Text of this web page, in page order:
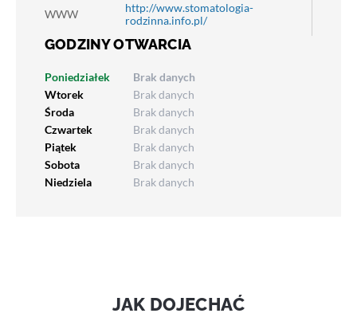
WWW
http://www.stomatologia-
rodzinna.info.pl/
GODZINY OTWARCIA
Poniedziałek
Brak danych
Wtorek
Brak danych
Środa
Brak danych
Czwartek
Brak danych
Piątek
Brak danych
Sobota
Brak danych
Niedziela
Brak danych
JAK DOJECHAĆ